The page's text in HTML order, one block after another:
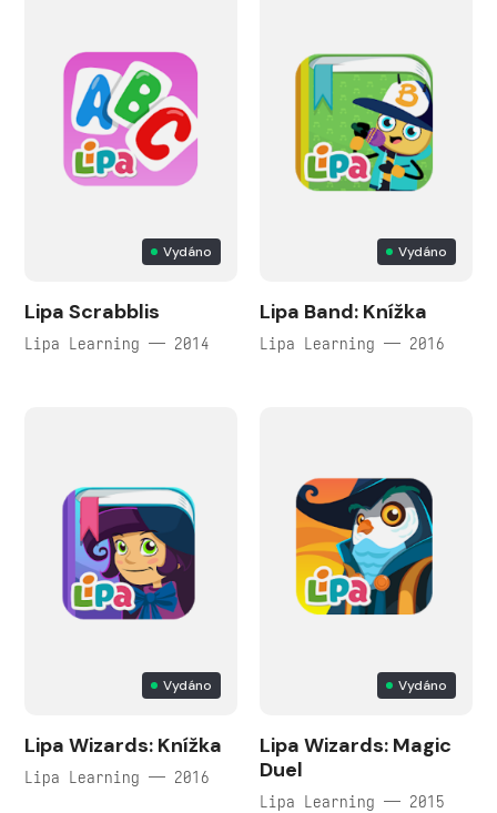
Vydáno
Lipa Scrabblis
Lipa Learning — 2014
Vydáno
Lipa Band: Knížka
Lipa Learning — 2016
Vydáno
Lipa Wizards: Knížka
Lipa Learning — 2016
Vydáno
Lipa Wizards: Magic
Duel
Lipa Learning — 2015